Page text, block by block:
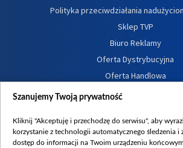
Polityka przeciwdziałania
Sklep TVP
Biuro Reklamy
Oferta Dystrybucyjna
Oferta Handlowa
Dostępność
Procedura zgłoszeń
Szanujemy Twoją prywatność
Kliknij "Akceptuję i przechodzę do serwisu", aby
korzystanie z technologii automatycznego śledzenia i
dostęp do informacji na Twoim urządzeniu